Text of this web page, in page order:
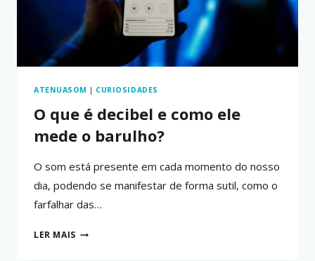
ATENUASOM | CURIOSIDADES
O que é decibel e como ele
mede o barulho?
O som está presente em cada momento do nosso
dia, podendo se manifestar de forma sutil, como o
farfalhar das…
LER MAISO